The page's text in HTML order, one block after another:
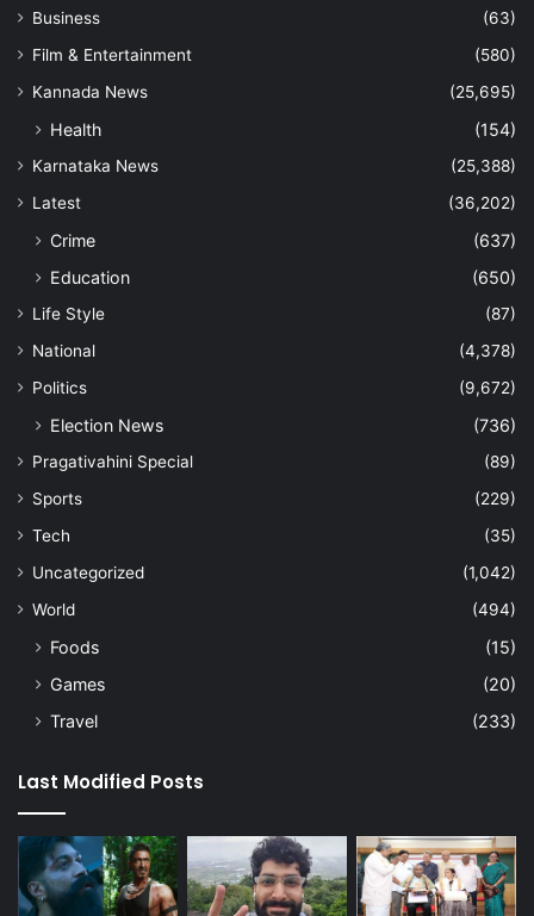
Business
(63)
Film & Entertainment
(580)
Kannada News
(25,695)
Health (154)
Karnataka News
(25,388)
Latest
(36,202)
Crime
(637)
Education
(650)
Life Style
(87)
National
(4,378)
Politics
(9,672)
Election News (736)
Pragativahini Special
(89)
Sports
(229)
Tech
(35)
Uncategorized
(1,042)
World
(494)
Foods
(15)
Games
(20)
Travel
(233)
Last Modified Posts